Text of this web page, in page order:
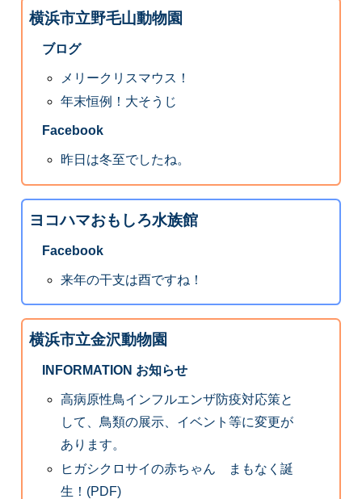
横浜市立野毛山動物園
ブログ
メリークリスマウス！
年末恒例！大そうじ
Facebook
昨日は冬至でしたね。
ヨコハマおもしろ水族館
Facebook
来年の干支は酉ですね！
横浜市立金沢動物園
INFORMATION お知らせ
高病原性鳥インフルエンザ防疫対応策と
して、鳥類の展示、イベント等に変更が
あります。
ヒガシクロサイの赤ちゃん まもなく誕
生！(PDF)